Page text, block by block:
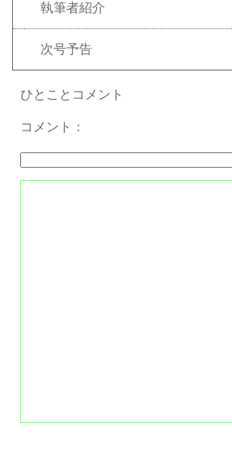
執筆者紹介
次号予告
ひとことコメント
コメント：